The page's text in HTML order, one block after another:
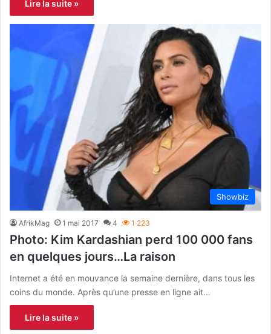
Lire la suite »
Showbiz
AfrikMag 1 mai 2017 4 1 223
Photo: Kim Kardashian perd 100 000 fans
en quelques jours…La raison
Internet a été en mouvance la semaine dernière, dans tous les
coins du monde. Après qu’une presse en ligne ait…
Lire la suite »